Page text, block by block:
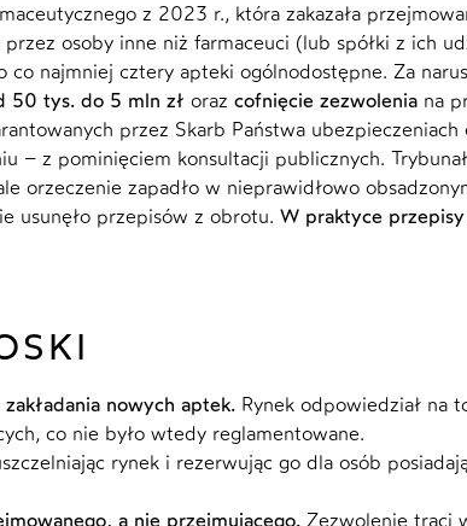
z 2023 r., która zakazała
osoby inne niż farmaceuci (lub spółki z ich
najmniej cztery apteki ogólnodostępne. Za
50 tys. do 5 mln zł oraz cofnięcie zezwoleniana
przez Skarb Państwa
– z pominięciem konsultacji publicznych.
orzeczenie zapadło w nieprawidłowo
usunęło przepisów z obrotu. W praktyce
nowych aptek.Rynek odpowiedział na
co nie było wtedy reglamentowane.
rynek i rezerwując go dla osób
a nie przejmującego.Zezwolenie traci